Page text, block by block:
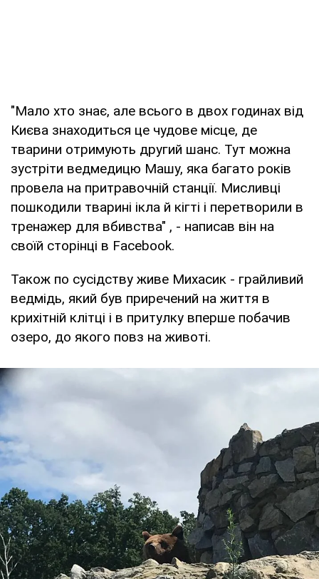
"Мало хто знає, але всього в двох годинах від
Києва знаходиться це чудове місце, де
тварини отримують другий шанс. Тут можна
зустріти ведмедицю Машу, яка багато років
провела на притравочній станції. Мисливці
пошкодили тварині ікла й кігті і перетворили в
тренажер для вбивства" , - написав він на
своїй сторінці в Facebook.
Також по сусідству живе Михасик - грайливий
ведмідь, який був приречений на життя в
крихітній клітці і в притулку вперше побачив
озеро, до якого повз на животі.